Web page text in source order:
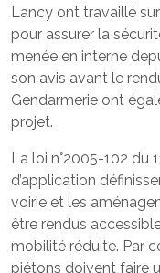
Lancy ont travaillé
pour assurer la
menée en interne
son avis avant le
Gendarmerie ont
projet.
La loi n°2005-102 du
d’application
voirie et les
être rendus
mobilité réduite. Par
piétons doivent faire